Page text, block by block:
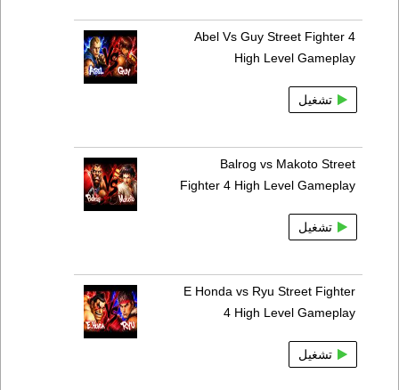
Abel Vs Guy Street Fighter 4
High Level Gameplay
تشغيل
Balrog vs Makoto Street
Fighter 4 High Level Gameplay
تشغيل
E Honda vs Ryu Street Fighter
4 High Level Gameplay
تشغيل